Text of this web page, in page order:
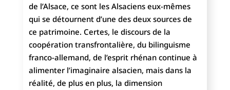
de l’Alsace, ce sont les Alsaciens eux-mêmes
qui se détournent d’une des deux sources de
ce patrimoine. Certes, le discours de la
coopération transfrontalière, du bilinguisme
franco-allemand, de l’esprit rhénan continue à
alimenter l’imaginaire alsacien, mais dans la
réalité, de plus en plus, la dimension